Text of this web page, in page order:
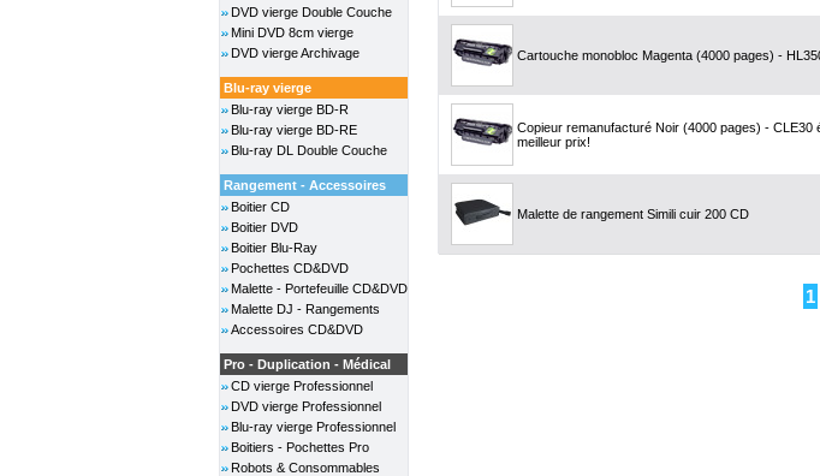
DVD vierge Double Couche
Mini DVD 8cm vierge
DVD vierge Archivage
Blu-ray vierge
Blu-ray vierge BD-R
Blu-ray vierge BD-RE
Blu-ray DL Double Couche
Rangement - Accessoires
Boitier CD
Boitier DVD
Boitier Blu-Ray
Pochettes CD&DVD
Malette - Portefeuille CD&DVD
Malette DJ - Rangements
Accessoires CD&DVD
Pro - Duplication - Médical
CD vierge Professionnel
DVD vierge Professionnel
Blu-ray vierge Professionnel
Boitiers - Pochettes Pro
Robots & Consommables
Cartouche monobloc Magenta (4000 pages) -
Copieur remanufacturé Noir (4000 pages) - CLE30
meilleur prix!
Malette de rangement Simili cuir 200 CD
1